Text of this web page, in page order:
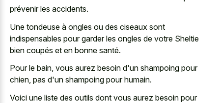
prévenir les accidents.
Une tondeuse à ongles ou des ciseaux sont
indispensables pour garder les ongles de votre Sheltie
bien coupés et en bonne santé.
Pour le bain, vous aurez besoin d'un shampoing pour
chien, pas d'un shampoing pour humain.
Voici une liste des outils dont vous aurez besoin pour